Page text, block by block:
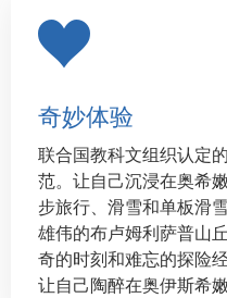
奇妙体验
联合国教科文组织认定
范。让自己沉浸在奥希
步旅行、滑雪和单板滑
雄伟的布卢姆利萨普山
奇的时刻和难忘的探险
让自己陶醉在奥伊斯希